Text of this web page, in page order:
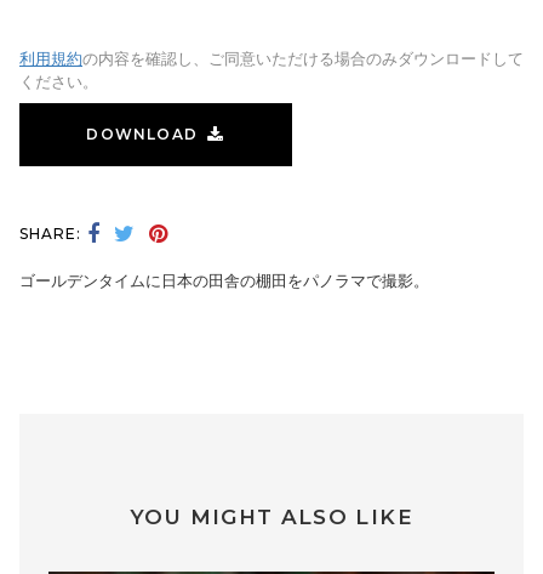
利用規約の内容を確認し、ご同意いただける場合のみダウンロードして
ください。
DOWNLOAD
SHARE:
ゴールデンタイムに日本の田舎の棚田をパノラマで撮影。
YOU MIGHT ALSO LIKE